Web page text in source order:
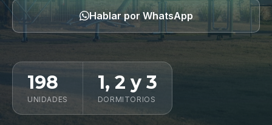
Hablar por WhatsApp
198
UNIDADES
1, 2 y 3
DORMITORIOS